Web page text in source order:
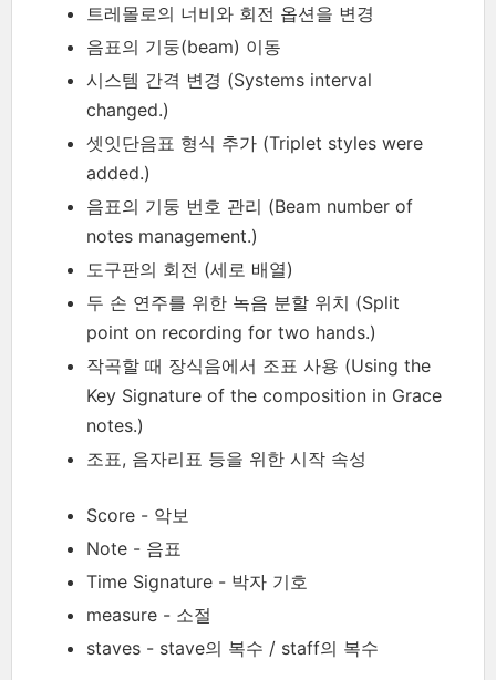
트레몰로의 너비와 회전 옵션을 변경
음표의 기둥(beam) 이동
시스템 간격 변경 (Systems interval
changed.)
셋잇단음표 형식 추가 (Triplet styles were
added.)
음표의 기둥 번호 관리 (Beam number of
notes management.)
도구판의 회전 (세로 배열)
두 손 연주를 위한 녹음 분할 위치 (Split
point on recording for two hands.)
작곡할 때 장식음에서 조표 사용 (Using the
Key Signature of the composition in Grace
notes.)
조표, 음자리표 등을 위한 시작 속성
Score - 악보
Note - 음표
Time Signature - 박자 기호
measure - 소절
staves - stave의 복수 / staff의 복수